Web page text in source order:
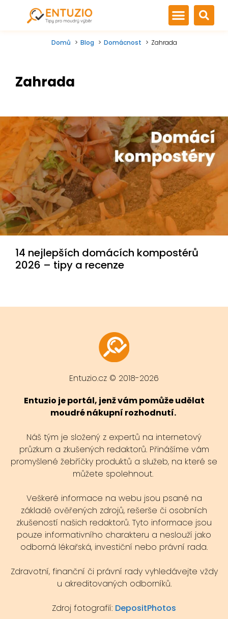
Domů Blog Domácnost Zahrada
Zahrada
14 nejlepších domácích kompostérů
2026 – tipy a recenze
Entuzio.cz © 2018-2026
Entuzio je portál, jenž vám pomůže udělat
moudré nákupní rozhodnutí.
Náš tým je složený z expertů na internetový
průzkum a zkušených redaktorů. Přinášíme vám
promyšlené žebříčky produktů a služeb, na které se
můžete spolehnout.
Veškeré informace na webu jsou psané na
základě ověřených zdrojů, rešerše či osobních
zkušeností našich redaktorů. Tyto informace jsou
pouze informativního charakteru a neslouží jako
odborná lékařská, investiční nebo právní rada.
Zdravotní, finanční či právní rady vyhledávejte vždy
u akreditovaných odborníků.
Zdroj fotografií: DepositPhotos